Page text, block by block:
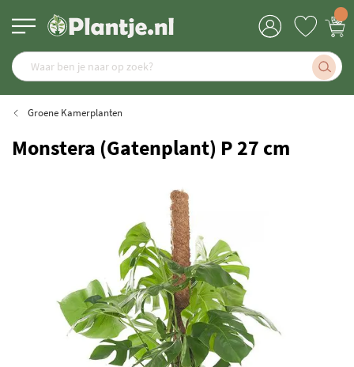
Groene Kamerplanten
Monstera (Gatenplant) P 27 cm